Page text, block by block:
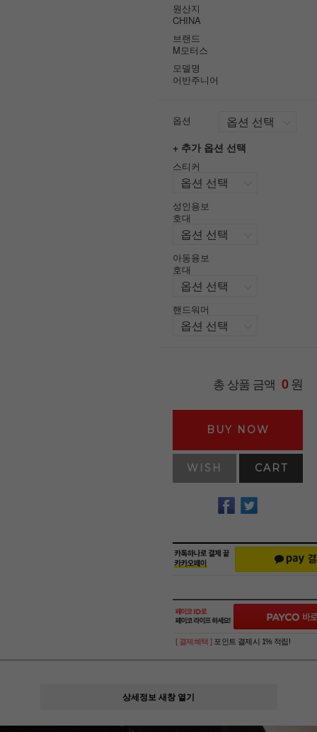
원산지
CHINA
브랜드
M모터스
모델명
어반주니어
옵션
+ 추가 옵션 선택
스티커
성인용보
호대
아동용보
호대
핸드워머
총 상품 금액 0원
BUY NOW
WISH CART
[ 결제혜택 ] 포인트 결제시 1% 적립!
상세정보 새창 열기